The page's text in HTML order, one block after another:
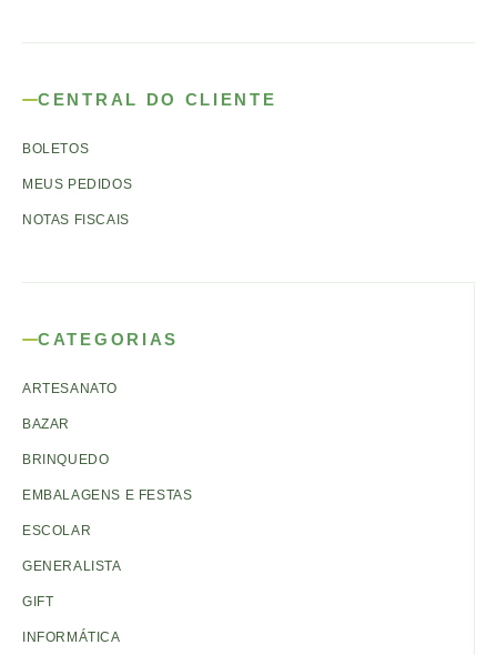
CENTRAL DO CLIENTE
BOLETOS
MEUS PEDIDOS
NOTAS FISCAIS
CATEGORIAS
ARTESANATO
BAZAR
BRINQUEDO
EMBALAGENS E FESTAS
ESCOLAR
GENERALISTA
GIFT
INFORMÁTICA